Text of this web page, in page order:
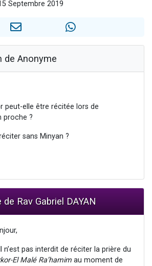
Il reste 49 places pour étudier en groupe sur Zoom
12 nouvelles musiques dans Torah-Box Music
2 personnes viennent de nous rejoindre sur WhatsApp
Septembre 2019
Anonyme
peut-elle être récitée lors de
proche ?
sans Minyan ?
Rav Gabriel DAYAN
n’est pas interdit de réciter la prière du
El Malé Ra’hamim au moment de